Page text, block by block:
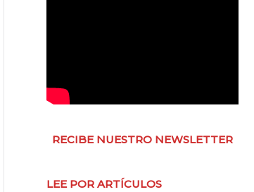
RECIBE NUESTRO NEWSLETTER
LEE POR ARTÍCULOS